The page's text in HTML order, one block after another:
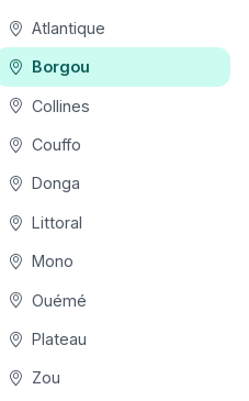
Atlantique
Borgou
Collines
Couffo
Donga
Littoral
Mono
Ouémé
Plateau
Zou